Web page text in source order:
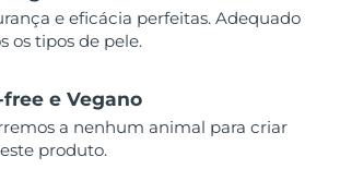
e eficácia perfeitas. Adequado
os tipos de pele.
e Vegano
a nenhum animal para criar
produto.
Entrega prevista
Entrega prevista